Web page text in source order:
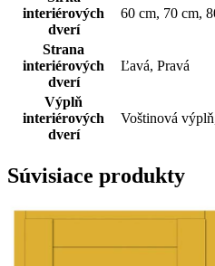
interiérových
dverí
60 cm, 70 cm,
Strana
interiérových
dverí
Ľavá, Pravá
Výplň
interiérových
dverí
Voštinová
Súvisiace produkty